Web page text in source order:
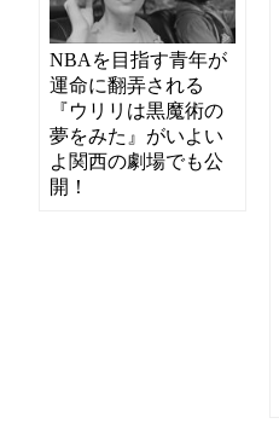
NBAを目指す青年が
運命に翻弄される
『ウリリは黒魔術の
夢をみた』がいよい
よ関西の劇場でも公
開！